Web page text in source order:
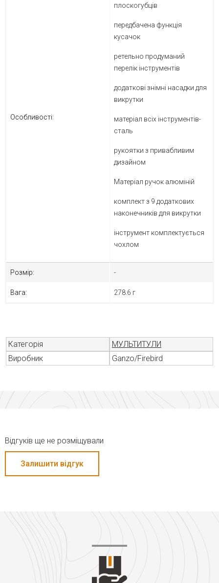
Особливості:
плоскогубців
передбачена функція
кусачок
ретельно продуманий
перелік інструментів
додаткові знімні насадки для
викрутки
матеріал всіх інструментів-
сталь
рукоятки з привабливим
дизайном
Матеріал ручок алюміній
комплект з 9 додаткових
наконечників для викрутки
інструмент комплектується
чохлом
Розмір: -
Вага: 278.6 г
Категорія
МУЛЬТИТУЛИ
Виробник
Ganzo/Firebird
Відгуків ще не розміщували
Залишити відгук